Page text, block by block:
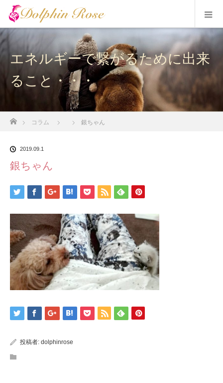
エネルギーで繋がるために出来
ること・・・
コラム 銀ちゃん
2019.09.1
銀ちゃん
投稿者: dolphinrose